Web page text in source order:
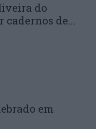
do
de...
em